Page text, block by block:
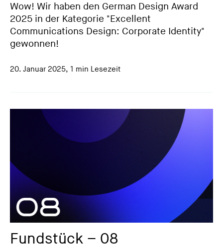
Wow! Wir haben den German Design Award
2025 in der Kategorie "Excellent
Communications Design: Corporate Identity"
gewonnen!
20. Januar 2025, 1 min Lesezeit
Fundstück – 08